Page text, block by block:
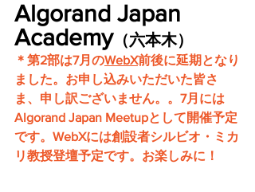
Algorand Japan
Academy（六本木）
＊第2部は7月のWebX前後に延期となり
ました。お申し込みいただいた皆さ
ま、申し訳ございません。。7月には
Algorand Japan Meetupとして開催予定
です。WebXには創設者シルビオ・ミカ
リ教授登壇予定です。お楽しみに！